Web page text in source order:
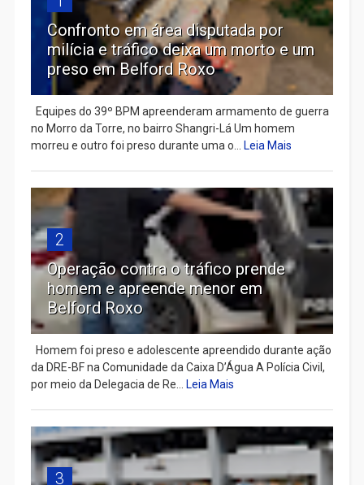
Confronto em área disputada por
milícia e tráfico deixa um morto e um
preso em Belford Roxo
Equipes do 39º BPM apreenderam armamento de guerra
no Morro da Torre, no bairro Shangri-Lá Um homem
morreu e outro foi preso durante uma o...
Leia Mais
2
Operação contra o tráfico prende
homem e apreende menor em
Belford Roxo
Homem foi preso e adolescente apreendido durante ação
da DRE-BF na Comunidade da Caixa D’Água A Polícia Civil,
por meio da Delegacia de Re...
Leia Mais
3